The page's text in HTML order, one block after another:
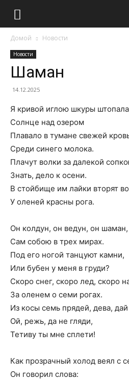
Домой Новости
Новости
Шаман
14.12.2025
Я кривой иглою шкуры
Солнце над озером
Плавало в тумане свежей
Среди синего молока.
Плачут волки за далекой
Знать, дело к осени.
В стойбище им лайки вторят
У оленей красны рога.
Он колдун, он ведун, он
Сам собою в трех мирах.
Под его ногой танцуют камни,
Или бубен у меня в груди?
Скоро снег, скоро лед, скоро
За оленем о семи рогах.
Из косы семь прядей, дева,
Ой, режь, да не гляди,
Тетиву ты мне сплети!
Как прозрачный холод веял с
Он говорил слова: